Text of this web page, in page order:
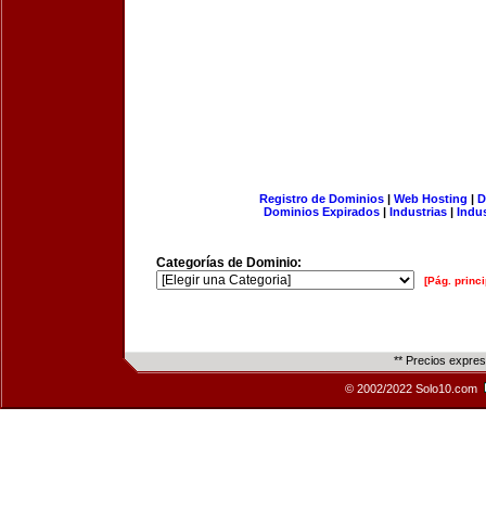
Registro de Dominios| Web Hosting |
Dominios Expirados | Industrias |
Categorías de Dominio:
[Pág.
** Precios
© 2002/2022 Solo10.com